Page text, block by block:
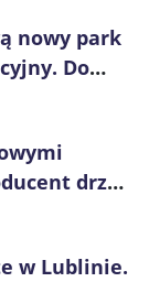
nowy park
Do
drzwi
w Lublinie.